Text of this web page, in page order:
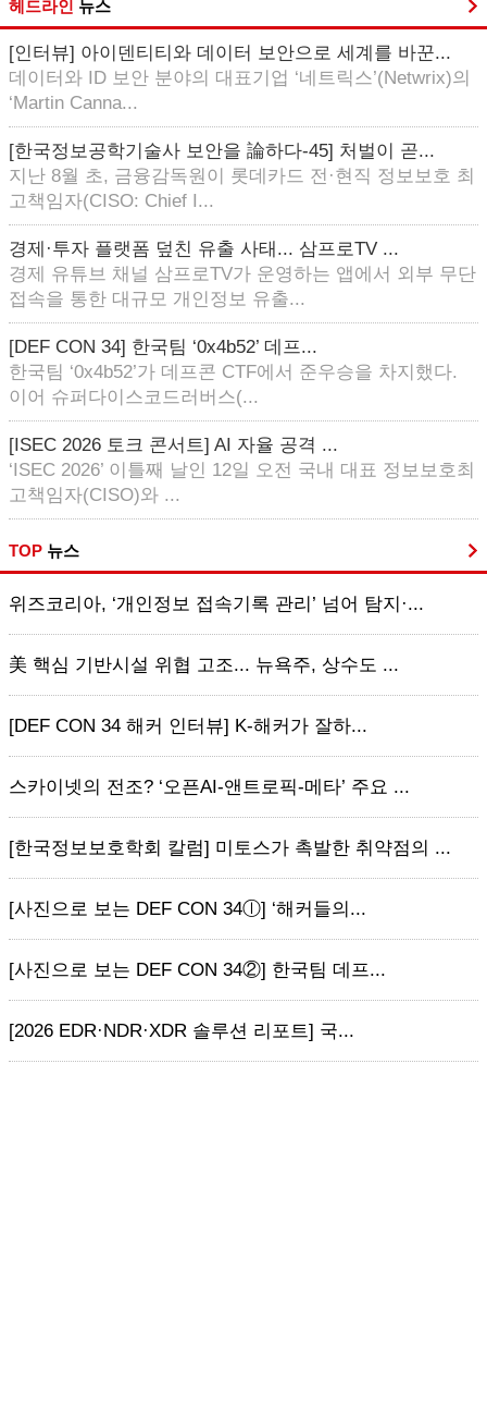
헤드라인 뉴스
[인터뷰] 아이덴티티와 데이터 보안으로 세계를 바꾼...
데이터와 ID 보안 분야의 대표기업 ‘네트릭스’(Netwrix)의
‘Martin Canna...
[한국정보공학기술사 보안을 論하다-45] 처벌이 곧...
지난 8월 초, 금융감독원이 롯데카드 전·현직 정보보호 최
고책임자(CISO: Chief I...
경제·투자 플랫폼 덮친 유출 사태... 삼프로TV ...
경제 유튜브 채널 삼프로TV가 운영하는 앱에서 외부 무단
접속을 통한 대규모 개인정보 유출...
[DEF CON 34] 한국팀 ‘0x4b52’ 데프...
한국팀 ‘0x4b52’가 데프콘 CTF에서 준우승을 차지했다.
이어 슈퍼다이스코드러버스(...
[ISEC 2026 토크 콘서트] AI 자율 공격 ...
‘ISEC 2026’ 이틀째 날인 12일 오전 국내 대표 정보보호최
고책임자(CISO)와 ...
TOP 뉴스
위즈코리아, ‘개인정보 접속기록 관리’ 넘어 탐지·...
美 핵심 기반시설 위협 고조... 뉴욕주, 상수도 ...
[DEF CON 34 해커 인터뷰] K-해커가 잘하...
스카이넷의 전조? ‘오픈AI-앤트로픽-메타’ 주요 ...
[한국정보보호학회 칼럼] 미토스가 촉발한 취약점의 ...
[사진으로 보는 DEF CON 34ⓛ] ‘해커들의...
[사진으로 보는 DEF CON 34②] 한국팀 데프...
[2026 EDR·NDR·XDR 솔루션 리포트] 국...